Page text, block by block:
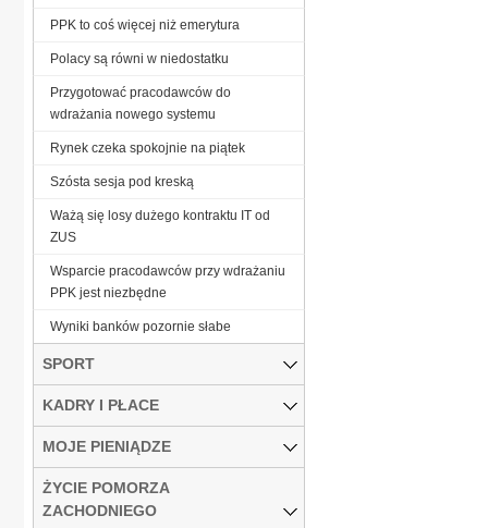
PPK to coś więcej niż emerytura
Polacy są równi w niedostatku
Przygotować pracodawców do
wdrażania nowego systemu
Rynek czeka spokojnie na piątek
Szósta sesja pod kreską
Ważą się losy dużego kontraktu IT od
ZUS
Wsparcie pracodawców przy wdrażaniu
PPK jest niezbędne
Wyniki banków pozornie słabe
SPORT
KADRY I PŁACE
MOJE PIENIĄDZE
ŻYCIE POMORZA
ZACHODNIEGO